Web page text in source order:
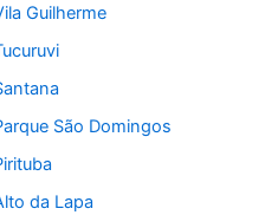
Guilherme
São Domingos
da Lapa